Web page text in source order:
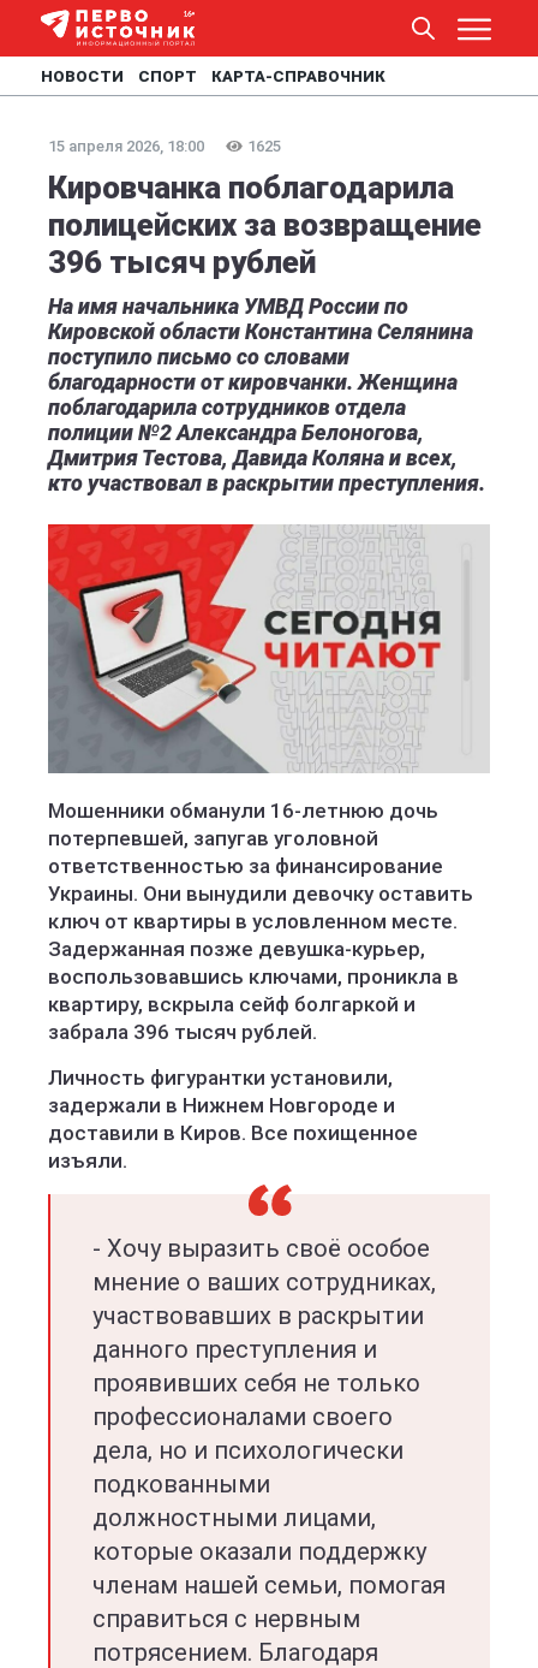
НОВОСТИ СПОРТ КАРТА-СПРАВОЧНИК
15 апреля 2026, 18:00 1625
Кировчанка поблагодарила
полицейских за возвращение
396 тысяч рублей
На имя начальника УМВД России по
Кировской области Константина Селянина
поступило письмо со словами
благодарности от кировчанки. Женщина
поблагодарила сотрудников отдела
полиции №2 Александра Белоногова,
Дмитрия Тестова, Давида Коляна и всех,
кто участвовал в раскрытии преступления.
Мошенники обманули 16-летнюю дочь
потерпевшей, запугав уголовной
ответственностью за финансирование
Украины. Они вынудили девочку оставить
ключ от квартиры в условленном месте.
Задержанная позже девушка-курьер,
воспользовавшись ключами, проникла в
квартиру, вскрыла сейф болгаркой и
забрала 396 тысяч рублей.
Личность фигурантки установили,
задержали в Нижнем Новгороде и
доставили в Киров. Все похищенное
изъяли.
- Хочу выразить своё особое
мнение о ваших сотрудниках,
участвовавших в раскрытии
данного преступления и
проявивших себя не только
профессионалами своего
дела, но и психологически
подкованными
должностными лицами,
которые оказали поддержку
членам нашей семьи, помогая
справиться с нервным
потрясением. Благодаря